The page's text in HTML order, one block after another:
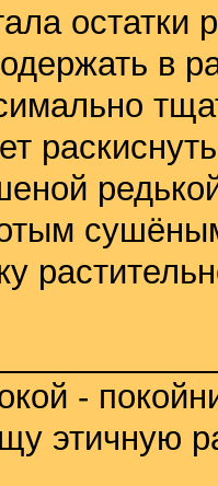
остатки
в
-
этичную